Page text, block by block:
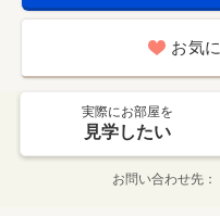
お気
実際にお部屋を
見学したい
お問い合わせ先